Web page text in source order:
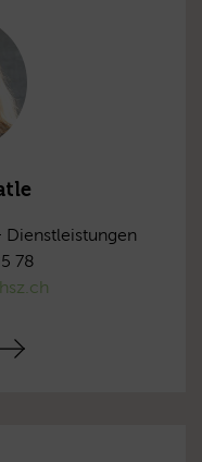
78